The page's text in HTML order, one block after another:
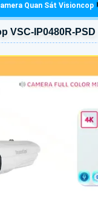
Quan Sát Visioncop
VSC-IP0480R-PSD